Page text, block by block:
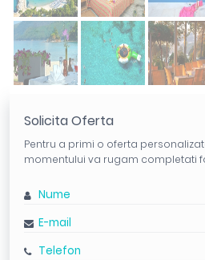
Solicita Oferta
Pentru a primi o oferta
momentului va rugam completati